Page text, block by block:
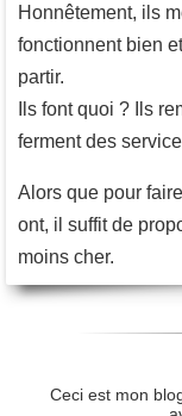
Honnêtement, ils
fonctionnent bien
partir.
Ils font quoi ? Ils
ferment des
Alors que pour
ont, il suffit de
moins cher.
Ceci est mon